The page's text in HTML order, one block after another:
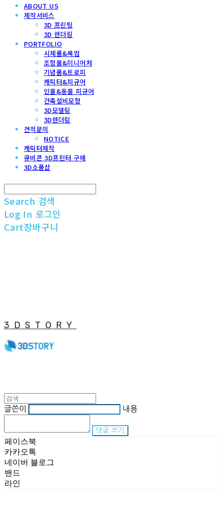
ABOUT US
제작서비스
3D 프린팅
3D 렌더링
PORTFOLIO
시제품&목업
조형물&미니어처
기념품&트로피
캐릭터&피규어
인물&동물 피규어
건축설비모형
3D모델링
3D렌더링
견적문의
NOTICE
캐릭터제작
큐비콘 3D프린터 구매
3D소품샵
Search 검색
Log In 로그인
Cart장바구니
3DSTORY
글쓴이 내용
댓글 쓰기
페이스북
카카오톡
네이버 블로그
밴드
라인